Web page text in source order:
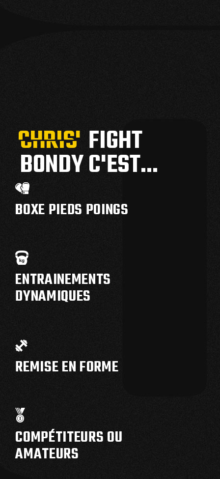
CHRIS'
CHRIS' FIGHT
BONDY C'EST...
BOXE PIEDS POINGS
ENTRAINEMENTS
DYNAMIQUES
REMISE EN FORME
COMPÉTITEURS OU
AMATEURS